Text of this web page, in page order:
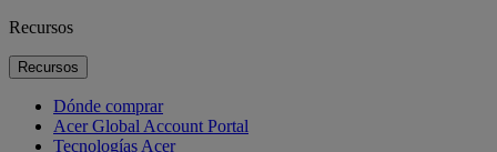
Recursos
Recursos
Dónde comprar
Acer Global Account Portal
Tecnologías Acer